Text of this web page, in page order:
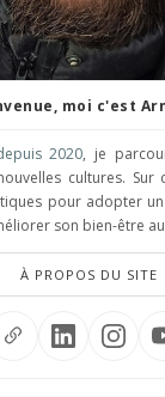
moi c'est
2020, je
cultures. Sur
pour adopter
son bien-être
À PROPOS DU SITE